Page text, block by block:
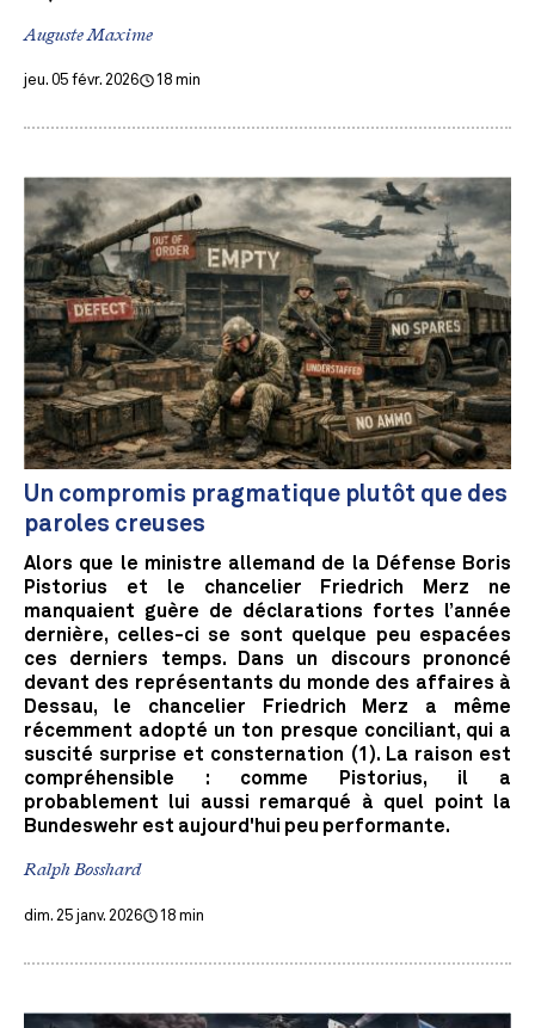
Auguste Maxime
jeu. 05 févr. 2026 18 min
Un compromis pragmatique plutôt que des
paroles creuses
Alors que le ministre allemand de la Défense Boris
Pistorius et le chancelier Friedrich Merz ne
manquaient guère de déclarations fortes l’année
dernière, celles-ci se sont quelque peu espacées
ces derniers temps. Dans un discours prononcé
devant des représentants du monde des affaires à
Dessau, le chancelier Friedrich Merz a même
récemment adopté un ton presque conciliant, qui a
suscité surprise et consternation (1). La raison est
compréhensible : comme Pistorius, il a
probablement lui aussi remarqué à quel point la
Bundeswehr est aujourd'hui peu performante.
Ralph Bosshard
dim. 25 janv. 2026 18 min